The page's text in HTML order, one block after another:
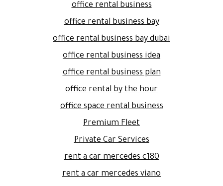
office rental business
office rental business bay
office rental business bay dubai
office rental business idea
office rental business plan
office rental by the hour
office space rental business
Premium Fleet
Private Car Services
rent a car mercedes c180
rent a car mercedes viano